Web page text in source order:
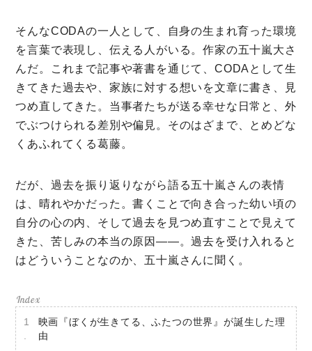
ミモザレポート
ミモマガエッセイ
根ほり花ほり10アンケート
運営会社
プライバシーポリシー
そんなCODAの一人として、自身の生まれ育った環境
を言葉で表現し、伝える人がいる。作家の五十嵐大さ
んだ。これまで記事や著書を通じて、CODAとして生
きてきた過去や、家族に対する想いを文章に書き、見
つめ直してきた。当事者たちが送る幸せな日常と、外
でぶつけられる差別や偏見。そのはざまで、とめどな
くあふれてくる葛藤。
だが、過去を振り返りながら語る五十嵐さんの表情
は、晴れやかだった。書くことで向き合った幼い頃の
自分の心の内、そして過去を見つめ直すことで見えて
きた、苦しみの本当の原因――。過去を受け入れると
はどういうことなのか、五十嵐さんに聞く。
映画『ぼくが生きてる、ふたつの世界』が誕生した理
由